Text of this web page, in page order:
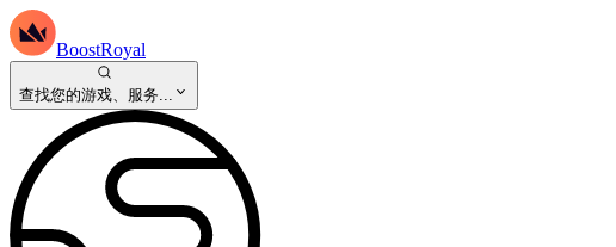
BoostRoyal
查找您的游戏、服务...